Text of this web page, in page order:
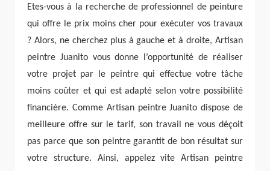
Etes-vous à la recherche de professionnel de peinture
qui offre le prix moins cher pour exécuter vos travaux
? Alors, ne cherchez plus à gauche et à droite, Artisan
peintre Juanito vous donne l’opportunité de réaliser
votre projet par le peintre qui effectue votre tâche
moins coûter et qui est adapté selon votre possibilité
financière. Comme Artisan peintre Juanito dispose de
meilleure offre sur le tarif, son travail ne vous déçoit
pas parce que son peintre garantit de bon résultat sur
votre structure. Ainsi, appelez vite Artisan peintre